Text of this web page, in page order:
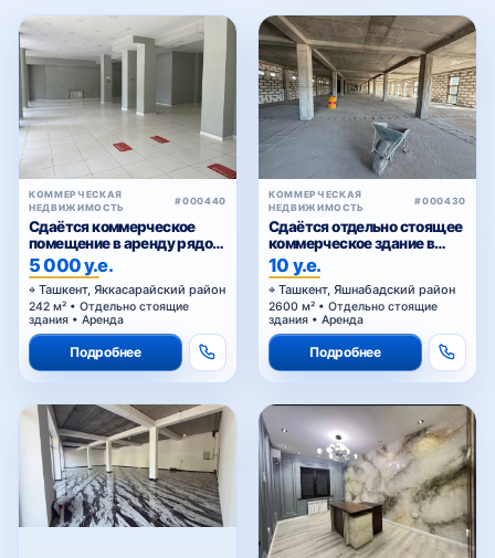
КОММЕРЧЕСКАЯ
НЕДВИЖИМОСТЬ
#000440
Сдаётся коммерческое
помещение в аренду рядом
Голубые купола
5 000 у.е.
Ташкент, Яккасарайский район
242 м² • Отдельно стоящие
здания • Аренда
Подробнее
КОММЕРЧЕСКАЯ
НЕДВИЖИМОСТЬ
#000430
Сдаётся отдельно стоящее
коммерческое здание в
аренду
10 у.е.
Ташкент, Яшнабадский район
2600 м² • Отдельно стоящие
здания • Аренда
Подробнее